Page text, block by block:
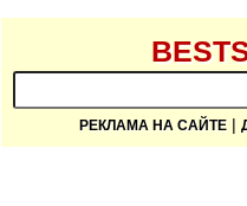
РЕКЛАМА НА САЙТЕ|